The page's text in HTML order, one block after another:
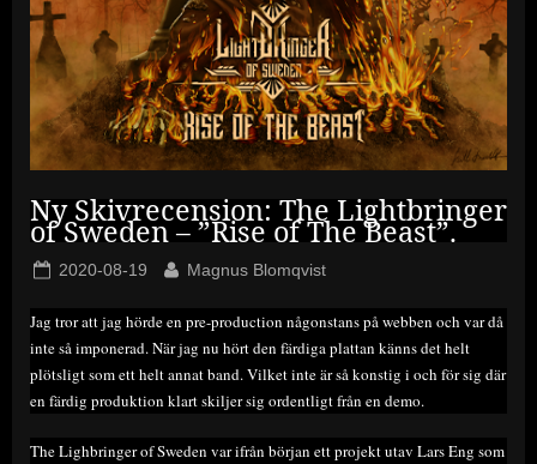
Ny Skivrecension: The Lightbringer
of Sweden – ”Rise of The Beast”.
Posted
2020-08-19 By
Magnus Blomqvist
Jag tror att jag hörde en pre-production någonstans på webben och var då
inte så imponerad. När jag nu hört den färdiga plattan känns det helt
plötsligt som ett helt annat band. Vilket inte är så konstig i och för sig där
en färdig produktion klart skiljer sig ordentligt från en demo.
The Lighbringer of Sweden var ifrån början ett projekt utav Lars Eng som